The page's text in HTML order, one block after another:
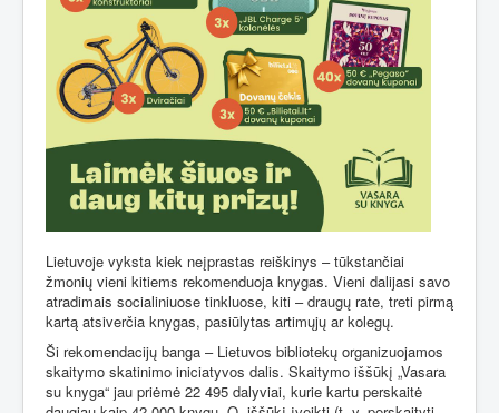
Lietuvoje vyksta kiek neįprastas reiškinys – tūkstančiai
žmonių vieni kitiems rekomenduoja knygas. Vieni dalijasi savo
atradimais socialiniuose tinkluose, kiti – draugų rate, treti pirmą
kartą atsiverčia knygas, pasiūlytas artimųjų ar kolegų.
Ši rekomendacijų banga – Lietuvos bibliotekų organizuojamos
skaitymo skatinimo iniciatyvos dalis. Skaitymo iššūkį „Vasara
su knyga“ jau priėmė 22 495 dalyviai, kurie kartu perskaitė